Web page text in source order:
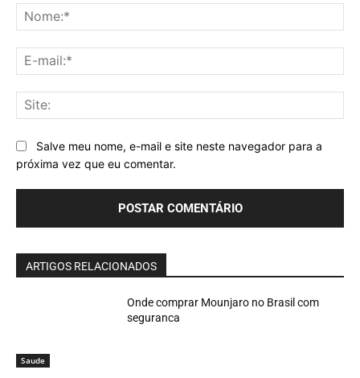
Salve meu nome, e-mail e site neste navegador para a
próxima vez que eu comentar.
ARTIGOS RELACIONADOS
Saude
Onde comprar Mounjaro no Brasil com
seguranca